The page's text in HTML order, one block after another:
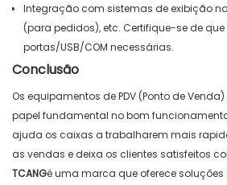
Integração com sistemas de exibição
(para pedidos), etc. Certifique-se de
portas/USB/COM necessárias.
Conclusão
Os equipamentos de PDV (Ponto de
papel fundamental no bom
ajuda os caixas a trabalharem mais
as vendas e deixa os clientes satisfeitos
TCANGé uma marca que oferece soluções